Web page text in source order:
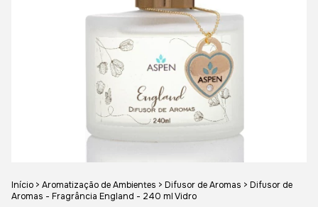
Início > Aromatização de Ambientes > Difusor de Aromas > Difusor de
Aromas - Fragrância England - 240 ml Vidro